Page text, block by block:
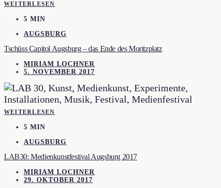
WEITERLESEN
5 MIN
AUGSBURG
Tschüss Capitol Augsburg – das Ende des Moritzplatz
MIRIAM LOCHNER
5. NOVEMBER 2017
WEITERLESEN
5 MIN
AUGSBURG
LAB30: Medienkunstfestival Augsburg 2017
MIRIAM LOCHNER
29. OKTOBER 2017